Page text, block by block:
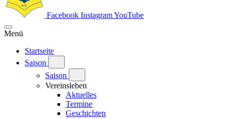
Facebook InstagramYouTube
Menü
Startseite
Saison
Saison
Vereinsleben
Aktuelles
Termine
Geschichten